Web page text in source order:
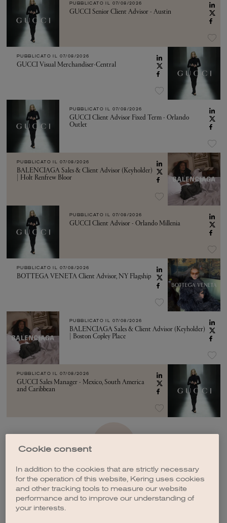
PUBBLICATO IL 07/08/2026
GUCCI Senior Client Advisor - Austin
PUBBLICATO IL 07/08/2026
GUCCI Visual Merchandiser-Central
PUBBLICATO IL 07/08/2026
GUCCI Client Advisor Fixed Term - Orlando
Outlet
PUBBLICATO IL 07/08/2026
BALENCIAGA Sales & Client Advisor (Keyholder)
| Holt Renfrew Bloor
PUBBLICATO IL 07/08/2026
GUCCI Client Advisor - Orlando Millenia
PUBBLICATO IL 07/08/2026
BOTTEGA VENETA Client Advisor, NY Flagship
PUBBLICATO IL 07/08/2026
BALENCIAGA Sales & Client Advisor (Keyholder)
| Boston Copley Place
PUBBLICATO IL 07/08/2026
GUCCI Sales Manager - Mexico, South America
and Caribbean
Cookie consent
In addition to the cookies that are strictly necessary
for the operation of this website, Kering uses cookies
and other tracking tools to measure our website
performance and to improve our understanding of
your interests.